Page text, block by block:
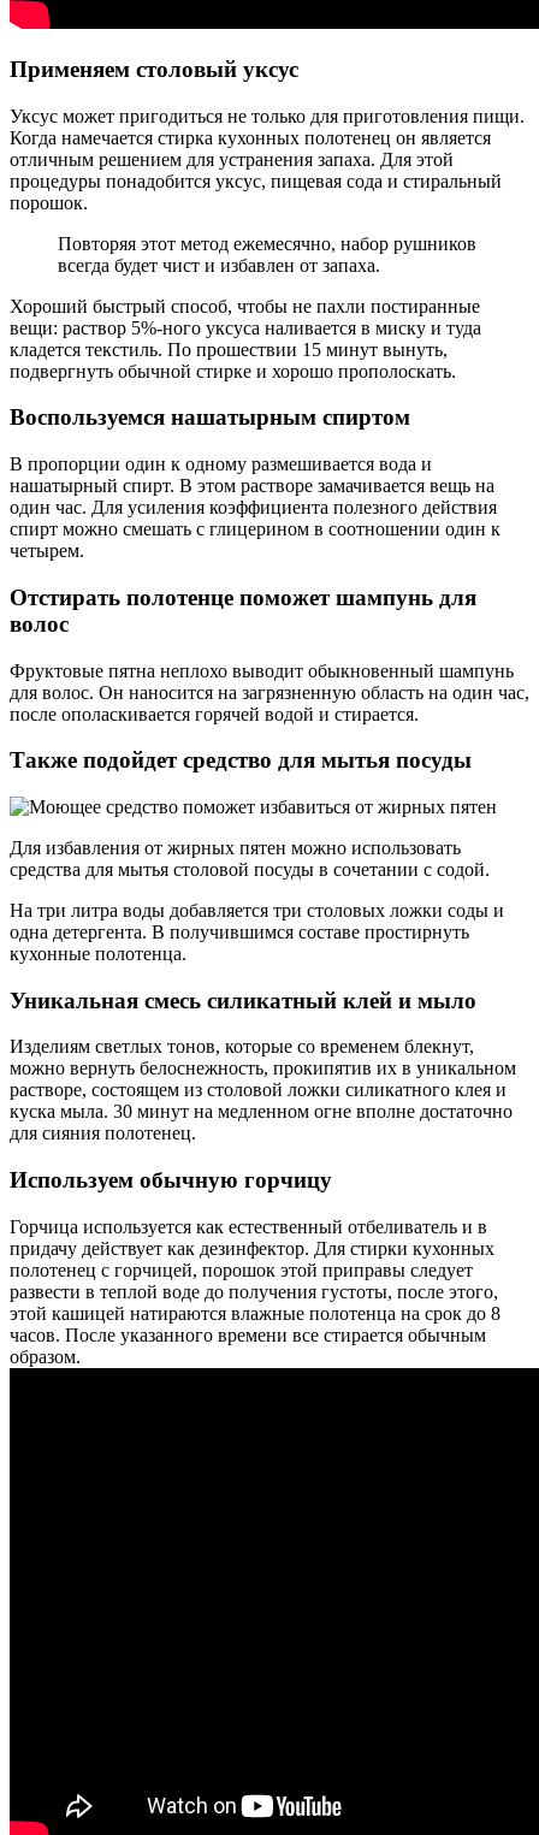
Применяем столовый уксус
Уксус может пригодиться не только для приготовления пищи.
Когда намечается стирка кухонных полотенец он является
отличным решением для устранения запаха. Для этой
процедуры понадобится уксус, пищевая сода и стиральный
порошок.
Повторяя этот метод ежемесячно, набор рушников
всегда будет чист и избавлен от запаха.
Хороший быстрый способ, чтобы не пахли постиранные
вещи: раствор 5%-ного уксуса наливается в миску и туда
кладется текстиль. По прошествии 15 минут вынуть,
подвергнуть обычной стирке и хорошо прополоскать.
Воспользуемся нашатырным спиртом
В пропорции один к одному размешивается вода и
нашатырный спирт. В этом растворе замачивается вещь на
один час. Для усиления коэффициента полезного действия
спирт можно смешать с глицерином в соотношении один к
четырем.
Отстирать полотенце поможет шампунь для
волос
Фруктовые пятна неплохо выводит обыкновенный шампунь
для волос. Он наносится на загрязненную область на один час,
после ополаскивается горячей водой и стирается.
Также подойдет средство для мытья посуды
Для избавления от жирных пятен можно использовать
средства для мытья столовой посуды в сочетании с содой.
На три литра воды добавляется три столовых ложки соды и
одна детергента. В получившимся составе простирнуть
кухонные полотенца.
Уникальная смесь силикатный клей и мыло
Изделиям светлых тонов, которые со временем блекнут,
можно вернуть белоснежность, прокипятив их в уникальном
растворе, состоящем из столовой ложки силикатного клея и
куска мыла. 30 минут на медленном огне вполне достаточно
для сияния полотенец.
Используем обычную горчицу
Горчица используется как естественный отбеливатель и в
придачу действует как дезинфектор. Для стирки кухонных
полотенец с горчицей, порошок этой приправы следует
развести в теплой воде до получения густоты, после этого,
этой кашицей натираются влажные полотенца на срок до 8
часов. После указанного времени все стирается обычным
образом.